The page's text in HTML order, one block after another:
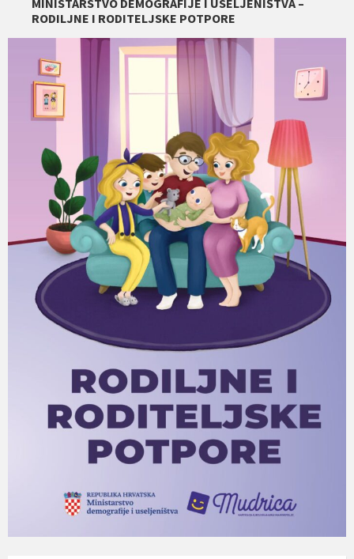
MINISTARSTVO DEMOGRAFIJE I USELJENIŠTVA –
RODILJNE I RODITELJSKE POTPORE